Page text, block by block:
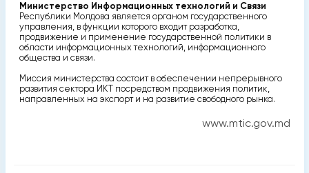
Министерство Информационных технологий и Связи
Республики Молдова является органом государственного
управления, в функции которого входит разработка,
продвижение и применение государственной политики в
области информационных технологий, информационного
общества и связи.
Миссия министерства состоит в обеспечении непрерывного
развития сектора ИКТ посредством продвижения политик,
направленных на экспорт и на развитие свободного рынка.
www.mtic.gov.md